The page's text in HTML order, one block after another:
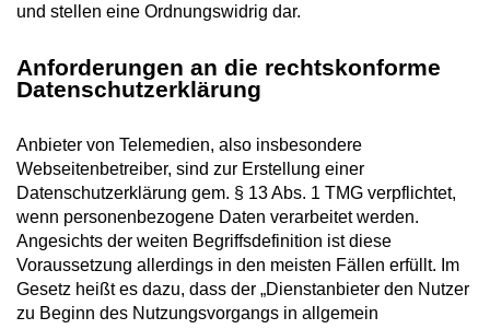
und stellen eine Ordnungswidrig dar.
Anforderungen an die rechtskonforme
Datenschutzerklärung
Anbieter von Telemedien, also insbesondere
Webseitenbetreiber, sind zur Erstellung einer
Datenschutzerklärung gem. § 13 Abs. 1 TMG verpflichtet,
wenn personenbezogene Daten verarbeitet werden.
Angesichts der weiten Begriffsdefinition ist diese
Voraussetzung allerdings in den meisten Fällen erfüllt. Im
Gesetz heißt es dazu, dass der „Dienstanbieter den Nutzer
zu Beginn des Nutzungsvorgangs in allgemein